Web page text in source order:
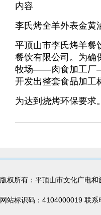
内容
李氏烤全羊外表金黄
平顶山市李氏烤羊餐
餐饮有限公司。为确
牧场——肉食加工厂
开发出整套食品加工
为达到烧烤环保要求
版权所有：平顶山市文化广电
网站标识码：4104000019 联